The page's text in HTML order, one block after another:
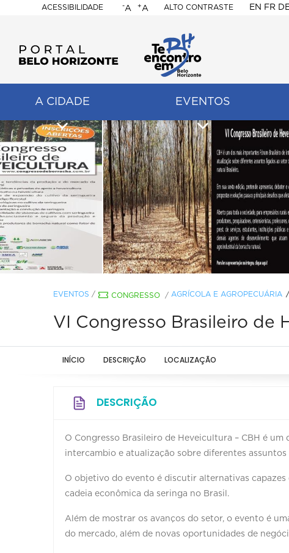
ACESSIBILIDADE
BELO
HORIZONTE
-A +A ALTO CONTRASTE EN FR
A CIDADE EVENTOS
EVENTOS / CONGRESSO / AGRÍCOLA E AGROPECUÁRIA
VI Congresso Brasileiro de
INÍCIO DESCRIÇÃO LOCALIZAÇÃO
DESCRIÇÃO
O Congresso Brasileiro de Heveicultura – CBH é
intercambio e atualização sobre diferentes
O objetivo do evento é discutir alternativas
cadeia econômica da seringa no Brasil.
Além de mostrar os avanços do setor, o evento é
do mercado, além de novas oportunidades de